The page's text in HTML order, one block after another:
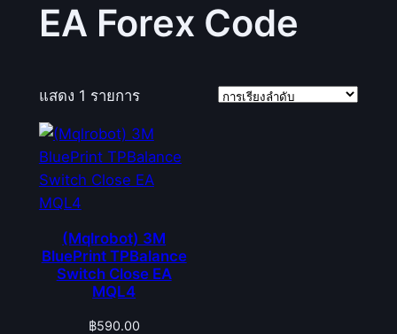
EA Forex Code
แสดง 1 รายการ
(Mqlrobot) 3M
BluePrint TPBalance
Switch Close EA
MQL4
฿590.00